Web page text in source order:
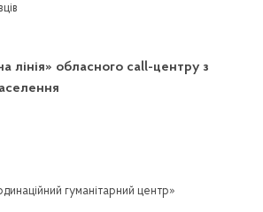
лінія» обласного call-центру з
гуманітарний центр»